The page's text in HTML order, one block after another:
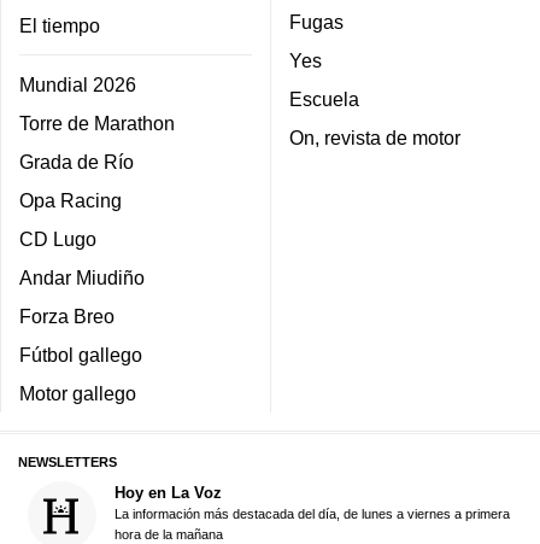
El tiempo
Mundial 2026
Torre de Marathon
Grada de Río
Opa Racing
CD Lugo
Andar Miudiño
Forza Breo
Fútbol gallego
Motor gallego
Fugas
Yes
Escuela
On, revista de motor
NEWSLETTERS
Hoy en La Voz
La información más destacada del día, de lunes a viernes a primera
hora de la mañana